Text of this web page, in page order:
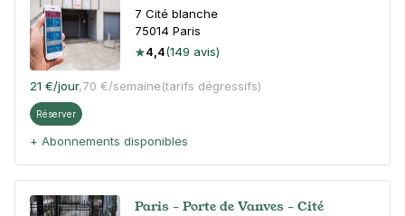
7 Cité blanche
75014 Paris
4,4(149 avis)
21 €/jour,70 €/semaine(tarifs dégressifs)
Réserver
+ Abonnements disponibles
Paris - Porte de Vanves - Cité